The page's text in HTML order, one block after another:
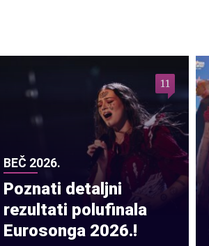
BEČ 2026.
Poznati detaljni
rezultati polufinala
Eurosonga 2026.!
11